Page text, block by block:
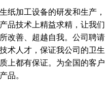
加工设备的研发和生产，
品技术上精益求精，让我们
改善、超越自我。公司聘请
术人才，保证我公司的卫生
上都有保证。为全国的客户
品。